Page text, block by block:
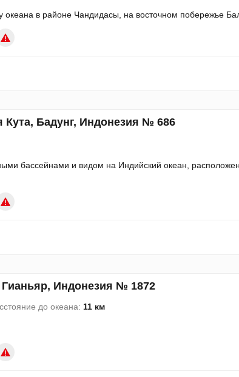
океана в районе Чандидасы, на восточном побережье
Бадунг, Индонезия № 686
бассейнами и видом на Индийский океан,
Индонезия № 1872
до океана: 11 км